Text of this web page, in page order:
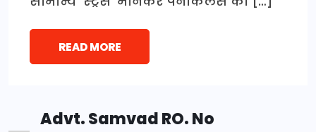
READ MORE
Advt. Samvad RO. No